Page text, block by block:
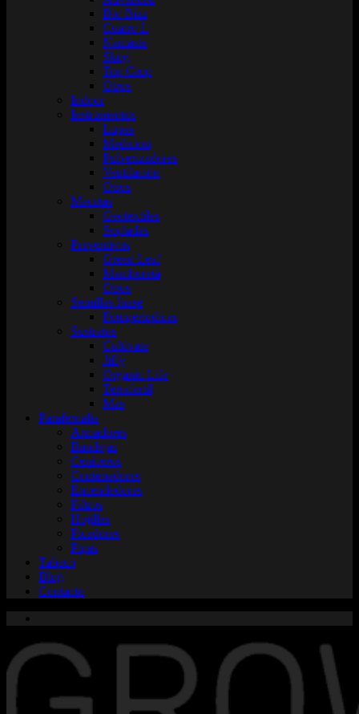
Bio Bizz
Cuatro L
Namaste
Skog
Top Crop
Otros
Indoor
Instrumentos
Lupas
Medicion
Pulverizadores
Ventilación
Otros
Macetas
Geotextiles
Sopladas
Preventivos
Green Leaf
Mamboretá
Otros
Semillas Inase
Fotoperiodicas
Sustratos
Cultivate
Jiffy
Organic Life
Terrafertil
Mas
Parafernalia
Armadores
Bandejas
Ceniceros
Contenedores
Encendedores
Filtros
Hojillas
Picadores
Pipas
Tabaco
Blog
Contacto